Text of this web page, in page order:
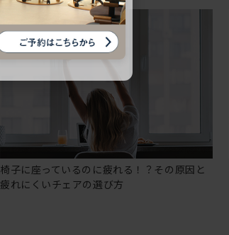
椅子に座っているのに疲れる！？その原因と
疲れにくいチェアの選び方